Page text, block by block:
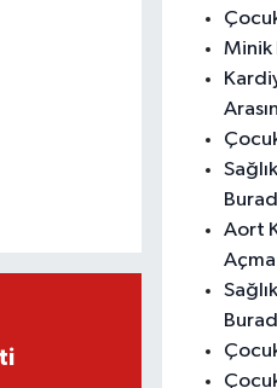
Minik
Aort
Açma